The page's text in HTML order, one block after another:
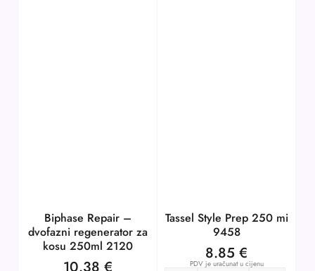
Biphase Repair –
dvofazni regenerator za
kosu 250ml 2120
Tassel Style Prep 250 mi
9458
8.85€
PDV je uračunat u cijenu